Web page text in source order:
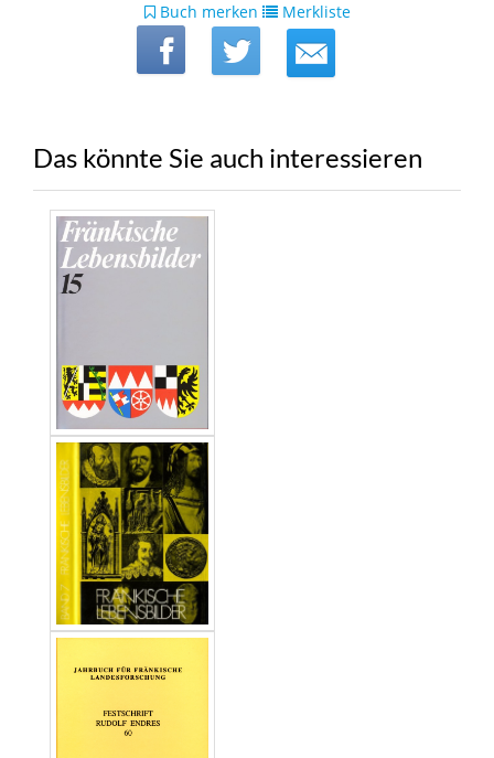
Buch merken Merkliste
Das könnte Sie auch interessieren